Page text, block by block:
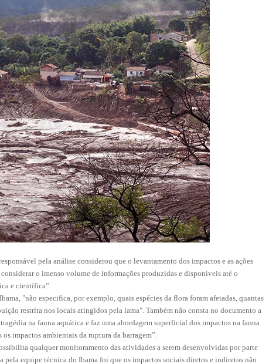
pela análise considerou que o levantamento dos impactos e as ações
o imenso volume de informações produzidas e disponíveis até o
e científica”.
"não especifica, por exemplo, quais espécies da flora foram afetadas, quantas
restrita nos locais atingidos pela lama". Também não consta no documento a
na fauna aquática e faz uma abordagem superficial dos impactos na fauna
impactos ambientais da ruptura da barragem”.
qualquer monitoramento das atividades a serem desenvolvidas por parte
pela equipe técnica do Ibama foi que os impactos sociais diretos e indiretos não